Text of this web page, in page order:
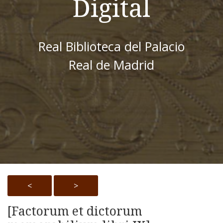
Digital
Real Biblioteca del Palacio
Real de Madrid
< >
[Factorum et dictorum